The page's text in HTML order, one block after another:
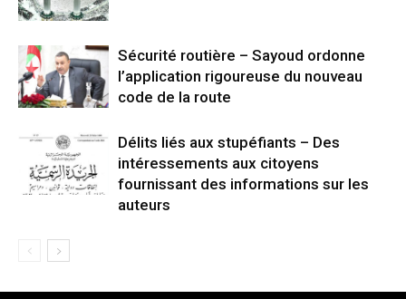
Sécurité routière – Sayoud ordonne
l’application rigoureuse du nouveau
code de la route
Délits liés aux stupéfiants – Des
intéressements aux citoyens
fournissant des informations sur les
auteurs